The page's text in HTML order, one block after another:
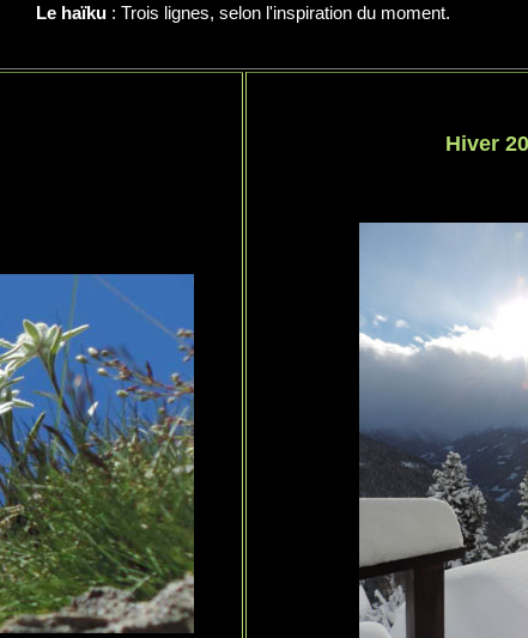
Le haïku : Trois lignes, selon l'inspiration du moment.
Hiver